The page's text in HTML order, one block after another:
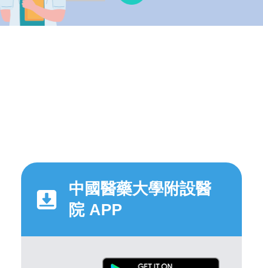
中國醫藥大學附設醫
院 APP